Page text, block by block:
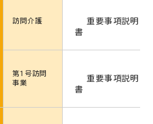
訪問介護
重要事項説明
書
第1号訪問
事業
重要事項説明
書